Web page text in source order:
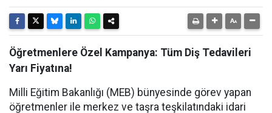
Öğretmenlere Özel Kampanya: Tüm Diş Tedavileri
Yarı Fiyatına!
Milli Eğitim Bakanlığı (MEB) bünyesinde görev yapan
öğretmenler ile merkez ve taşra teşkilatındaki idari